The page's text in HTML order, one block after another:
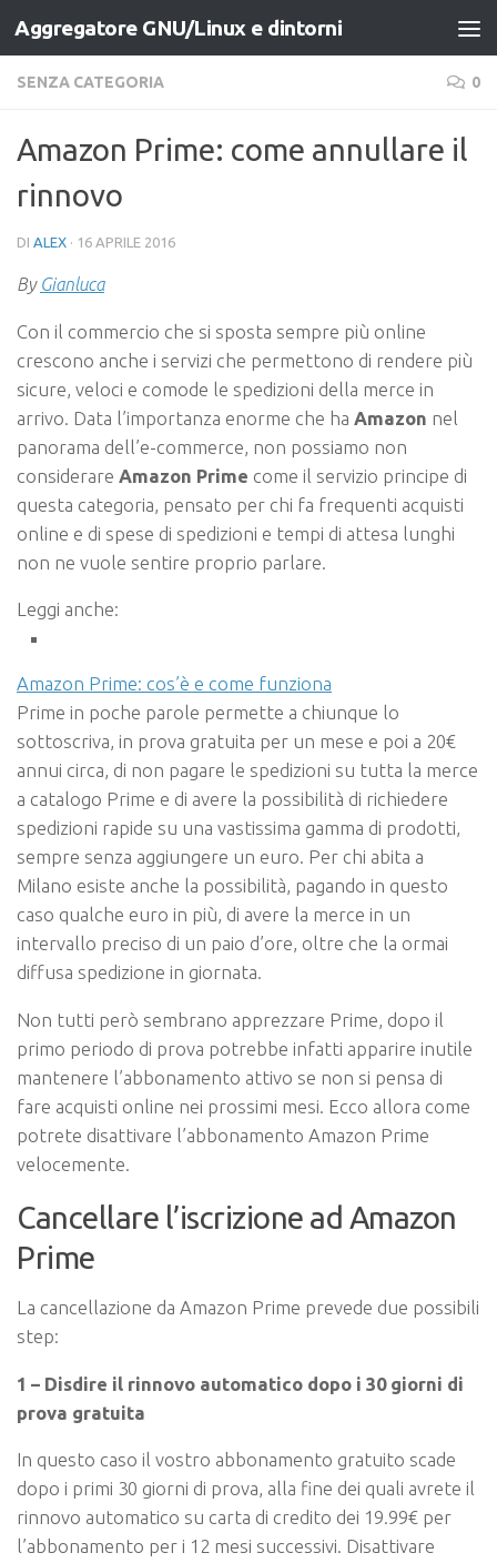
Salta al contenuto
Aggregatore GNU/Linux e dintorni
SENZA CATEGORIA 0
Amazon Prime: come annullare il
rinnovo
DI ALEX · 16 APRILE 2016
By Gianluca
Con il commercio che si sposta sempre più online
crescono anche i servizi che permettono di rendere più
sicure, veloci e comode le spedizioni della merce in
arrivo. Data l’importanza enorme che ha Amazon nel
panorama dell’e-commerce, non possiamo non
considerare Amazon Prime come il servizio principe di
questa categoria, pensato per chi fa frequenti acquisti
online e di spese di spedizioni e tempi di attesa lunghi
non ne vuole sentire proprio parlare.
Leggi anche:
Amazon Prime: cos’è e come funziona
Prime in poche parole permette a chiunque lo
sottoscriva, in prova gratuita per un mese e poi a 20€
annui circa, di non pagare le spedizioni su tutta la merce
a catalogo Prime e di avere la possibilità di richiedere
spedizioni rapide su una vastissima gamma di prodotti,
sempre senza aggiungere un euro. Per chi abita a
Milano esiste anche la possibilità, pagando in questo
caso qualche euro in più, di avere la merce in un
intervallo preciso di un paio d’ore, oltre che la ormai
diffusa spedizione in giornata.
Non tutti però sembrano apprezzare Prime, dopo il
primo periodo di prova potrebbe infatti apparire inutile
mantenere l’abbonamento attivo se non si pensa di
fare acquisti online nei prossimi mesi. Ecco allora come
potrete disattivare l’abbonamento Amazon Prime
velocemente.
Cancellare l’iscrizione ad Amazon
Prime
La cancellazione da Amazon Prime prevede due possibili
step:
1 – Disdire il rinnovo automatico dopo i 30 giorni di
prova gratuita
In questo caso il vostro abbonamento gratuito scade
dopo i primi 30 giorni di prova, alla fine dei quali avrete il
rinnovo automatico su carta di credito dei 19.99€ per
l’abbonamento per i 12 mesi successivi. Disattivare